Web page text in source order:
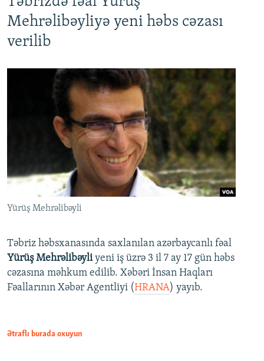
Mehrəlibəyliyə yeni həbs cəzası
verilib
Yürüş Mehrəlibəyli
Təbriz həbsxanasında saxlanılan azərbaycanlı fəal
Yürüş Mehrəlibəyliyeni iş üzrə 3 il 7 ay 17 gün həbs
cəzasına məhkum edilib. Xəbəri İnsan Haqları
Fəallarının Xəbər Agentliyi (HRANA) yayıb.
Ətraflı burada oxuyun